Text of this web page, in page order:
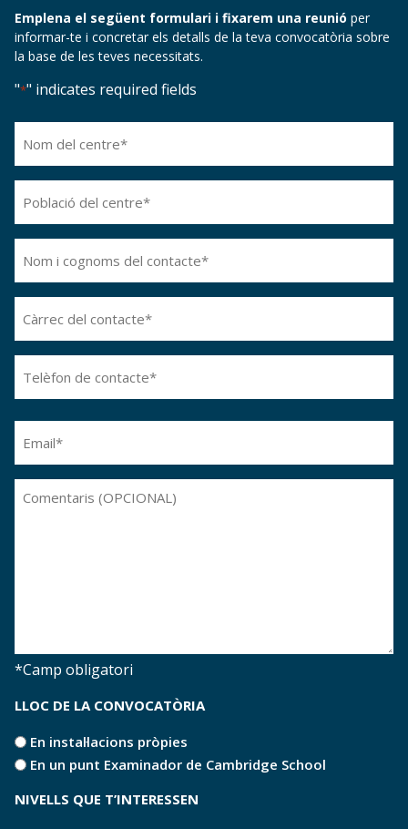
Emplena el següent formulari i fixarem una reunió per
informar-te i concretar els detalls de la teva convocatòria sobre
la base de les teves necessitats.
"*" indicates required fields
del
centre*
del
centre*
cognoms
del
contacte*
del
contacte*
de
Comentaris
*Camp obligatori
LLOC DE LA CONVOCATÒRIA
Lloc
de
convocatòria
En instal·lacions pròpies
En un punt Examinador de Cambridge School
NIVELLS QUE T’INTERESSEN